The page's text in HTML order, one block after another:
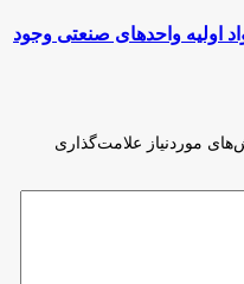
اولیه واحدهای صنعتی وجود
موردنیاز علامت‌گذاری